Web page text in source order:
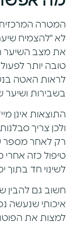
המטרה
לא "להצמיח
את מצב השיער
טובה יותר
לראות האטה
בשבירות ושיער
התוצאות אינן
ולכן צריך
רק לאחר מספר
טיפול כזה אחרי
לשינוי חד
חשוב גם להבין
איכותי שנעשה
למצות את